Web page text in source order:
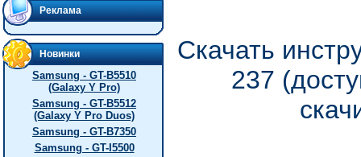
Реклама
Новинки
Samsung - GT-B5510
(Galaxy Y Pro)
Samsung - GT-B5512
(Galaxy Y Pro Duos)
Samsung - GT-B7350
Samsung - GT-I5500
Скачать
237